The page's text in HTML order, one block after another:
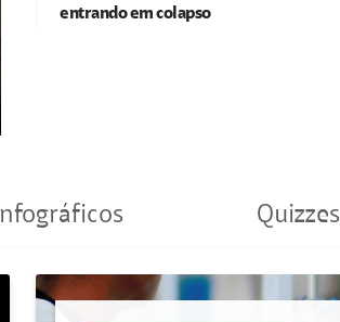
entrando em colapso
Infográficos Quizzes